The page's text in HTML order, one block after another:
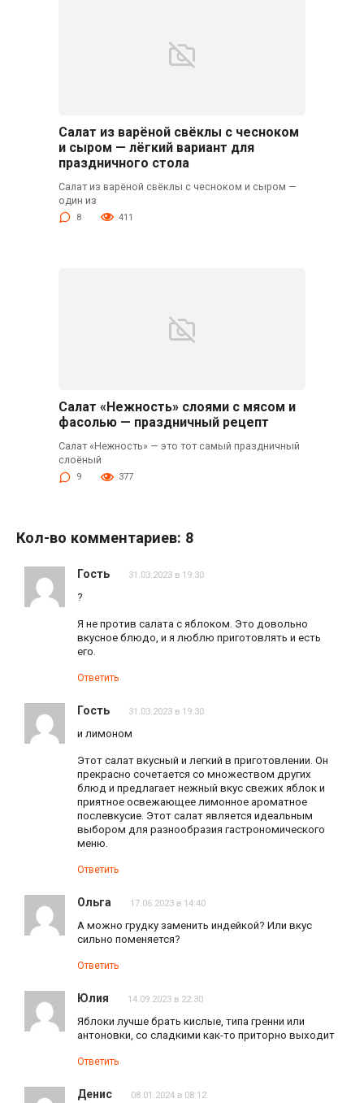
Салат из варёной свёклы с чесноком
и сыром — лёгкий вариант для
праздничного стола
Салат из варёной свёклы с чесноком и сыром —
один из
8 411
Салат «Нежность» слоями с мясом и
фасолью — праздничный рецепт
Салат «Нежность» — это тот самый праздничный
слоёный
9 377
Кол-во комментариев: 8
Гость 31.03.2023 в 19:30
?
Я не против салата с яблоком. Это довольно
вкусное блюдо, и я люблю приготовлять и есть
его.
Ответить
Гость 31.03.2023 в 19:30
и лимоном
Этот салат вкусный и легкий в приготовлении. Он
прекрасно сочетается со множеством других
блюд и предлагает нежный вкус свежих яблок и
приятное освежающее лимонное ароматное
послевкусие. Этот салат является идеальным
выбором для разнообразия гастрономического
меню.
Ответить
Ольга 17.06.2023 в 14:40
А можно грудку заменить индейкой? Или вкус
сильно поменяется?
Ответить
Юлия 14.09.2023 в 22:30
Яблоки лучше брать кислые, типа гренни или
антоновки, со сладкими как-то приторно выходит
Ответить
Денис 08.01.2024 в 08:12